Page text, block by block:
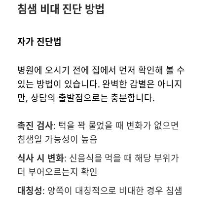
침샘 비대 진단 방법
자가 진단법
병원에 오시기 전에 집에서 먼저 확인해 볼 수
있는 방법이 있습니다. 완벽한 감별은 아니지
만, 상담의 출발점으로는 충분합니다.
촉진 검사: 턱을 꽉 물었을 때 변화가 없으면
침샘일 가능성이 높음
식사 시 변화: 신음식을 먹을 때 해당 부위가
더 부어오르는지 확인
대칭성: 양쪽이 대칭적으로 비대한 경우 침샘